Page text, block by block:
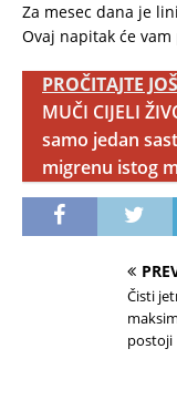
Za mesec dana je
Ovaj napitak će
PROČITAJTE
MUČI CIJELI
samo jedan
migrenu istog
Čisti
postoji